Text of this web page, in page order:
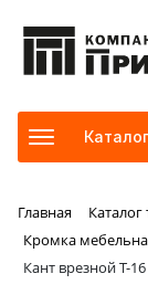
Главная
Кромка
Кант врезной Т-